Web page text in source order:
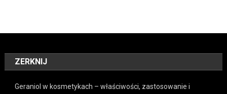
ZERKNIJ
Geraniol w kosmetykach – właściwości, zastosowanie i